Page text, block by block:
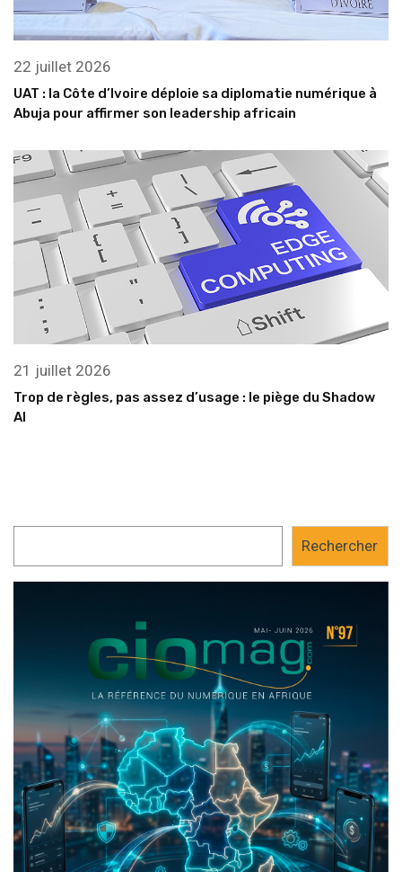
22 juillet 2026
UAT : la Côte d’Ivoire déploie sa diplomatie numérique à
Abuja pour affirmer son leadership africain
21 juillet 2026
Trop de règles, pas assez d’usage : le piège du Shadow
AI
Rechercher